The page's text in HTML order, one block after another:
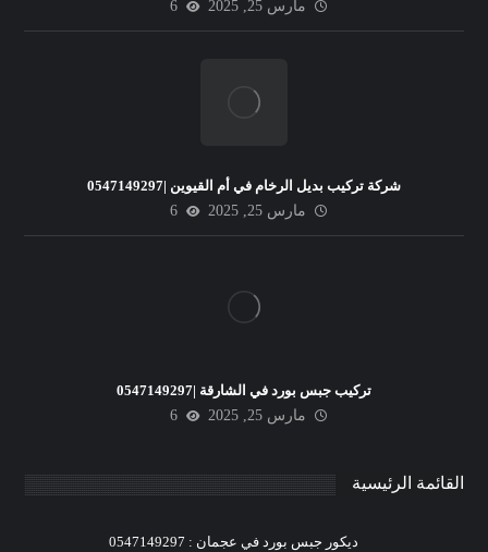
مارس 25, 2025
6
شركة تركيب بديل الرخام في أم القيوين |0547149297
مارس 25, 2025
6
تركيب جبس بورد في الشارقة |0547149297
مارس 25, 2025
6
القائمة الرئيسية
ديكور جبس بورد في عجمان : 0547149297